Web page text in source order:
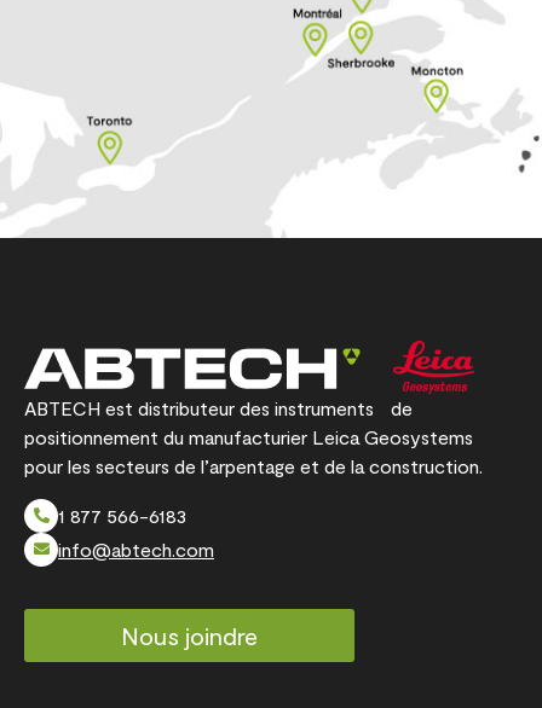
ABTECH est distributeur des instruments de
positionnement du manufacturier Leica Geosystems
pour les secteurs de l’arpentage et de la construction.
1 877 566-6183
info@abtech.com
Nous joindre